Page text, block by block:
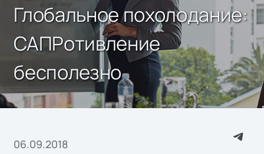
Глобальное похолодание:
САПРотивление
бесполезно
06.09.2018